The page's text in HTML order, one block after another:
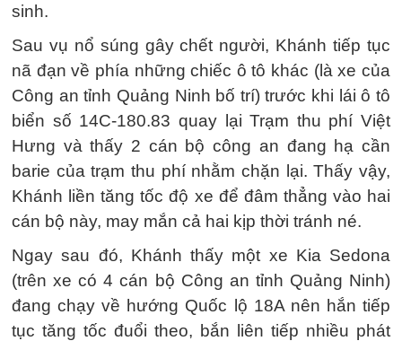
sinh.
Sau vụ nổ súng gây chết người, Khánh tiếp tục
nã đạn về phía những chiếc ô tô khác (là xe của
Công an tỉnh Quảng Ninh bố trí) trước khi lái ô tô
biển số 14C-180.83 quay lại Trạm thu phí Việt
Hưng và thấy 2 cán bộ công an đang hạ cần
barie của trạm thu phí nhằm chặn lại. Thấy vậy,
Khánh liền tăng tốc độ xe để đâm thẳng vào hai
cán bộ này, may mắn cả hai kịp thời tránh né.
Ngay sau đó, Khánh thấy một xe Kia Sedona
(trên xe có 4 cán bộ Công an tỉnh Quảng Ninh)
đang chạy về hướng Quốc lộ 18A nên hắn tiếp
tục tăng tốc đuổi theo, bắn liên tiếp nhiều phát